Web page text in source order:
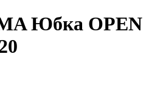
Юбка OPEN